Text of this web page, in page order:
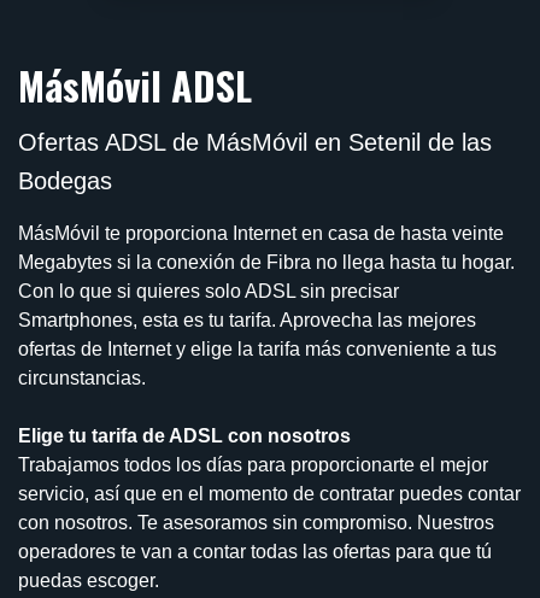
MásMóvil ADSL
Ofertas ADSL de MásMóvil en Setenil de las
Bodegas
MásMóvil te proporciona Internet en casa de hasta veinte
Megabytes si la conexión de Fibra no llega hasta tu hogar.
Con lo que si quieres solo ADSL sin precisar
Smartphones, esta es tu tarifa. Aprovecha las mejores
ofertas de Internet y elige la tarifa más conveniente a tus
circunstancias.
Elige tu tarifa de ADSL con nosotros
Trabajamos todos los días para proporcionarte el mejor
servicio, así que en el momento de contratar puedes contar
con nosotros. Te asesoramos sin compromiso. Nuestros
operadores te van a contar todas las ofertas para que tú
puedas escoger.